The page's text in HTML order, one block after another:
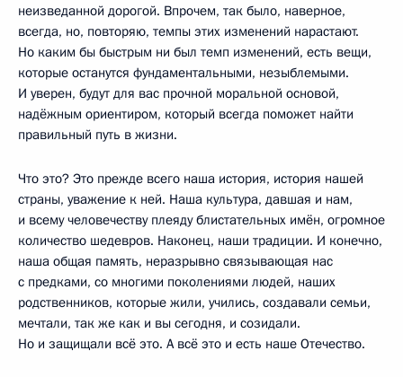
неизведанной дорогой. Впрочем, так было, наверное,
всегда, но, повторяю, темпы этих изменений нарастают.
Но каким бы быстрым ни был темп изменений, есть вещи,
которые останутся фундаментальными, незыблемыми.
И уверен, будут для вас прочной моральной основой,
надёжным ориентиром, который всегда поможет найти
правильный путь в жизни.
Что это? Это прежде всего наша история, история нашей
страны, уважение к ней. Наша культура, давшая и нам,
и всему человечеству плеяду блистательных имён, огромное
количество шедевров. Наконец, наши традиции. И конечно,
наша общая память, неразрывно связывающая нас
с предками, со многими поколениями людей, наших
родственников, которые жили, учились, создавали семьи,
мечтали, так же как и вы сегодня, и созидали.
Но и защищали всё это. А всё это и есть наше Отечество.